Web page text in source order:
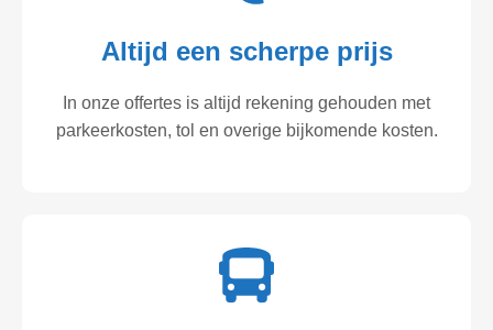
Altijd een scherpe prijs
In onze offertes is altijd rekening gehouden met
parkeerkosten, tol en overige bijkomende kosten.